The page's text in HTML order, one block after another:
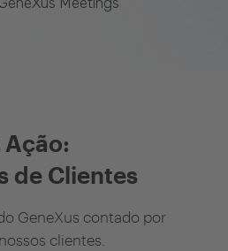
Ação:
de Clientes
GeneXus contado por
clientes.